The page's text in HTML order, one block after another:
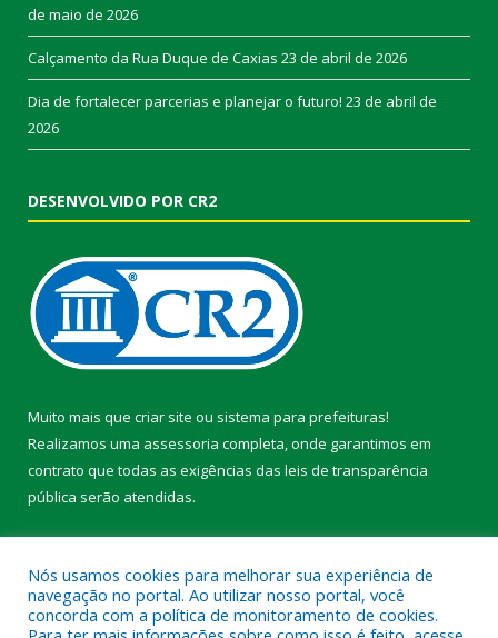
de maio de 2026
Calçamento da Rua Duque de Caxias 23 de abril de 2026
Dia de fortalecer parcerias e planejar o futuro! 23 de abril de
2026
DESENVOLVIDO POR CR2
Muito mais que criar site ou sistema para prefeituras!
Realizamos uma assessoria completa, onde garantimos em
contrato que todas as exigências das leis de transparência
pública serão atendidas.
Nós usamos cookies para melhorar sua experiência de
navegação no portal. Ao utilizar nosso portal, você
concorda com a política de monitoramento de cookies.